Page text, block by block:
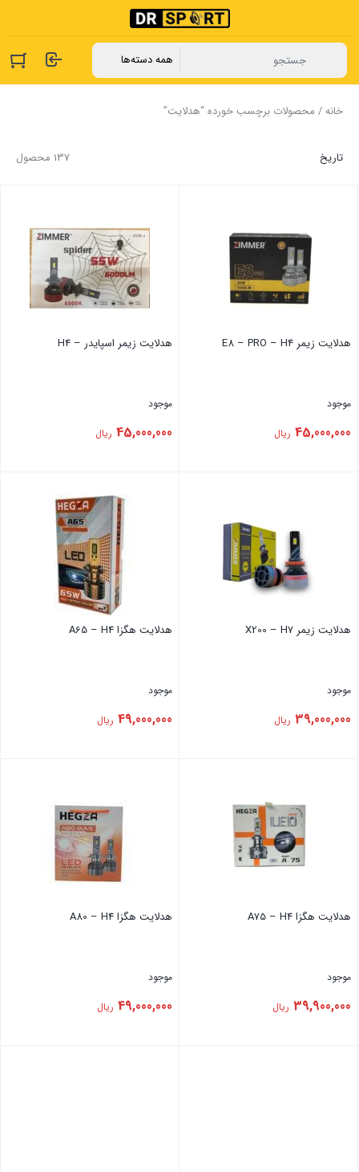
خانه/ محصولات برچسب خورده “هدلایت”
137 محصول تاریخ
هدلایت ‏زیمر E8 – PRO – H4
موجود
45,000,000 ریال
هدلایت ‏زیمر اسپایدر – H4
موجود
45,000,000 ریال
هدلایت ‏زیمر X200 – H7
موجود
39,000,000 ریال
هدلایت هگزا A65 – H4
موجود
49,000,000 ریال
هدلایت هگزا A75 – H4
موجود
39,900,000 ریال
هدلایت هگزا A80 – H4
موجود
49,000,000 ریال